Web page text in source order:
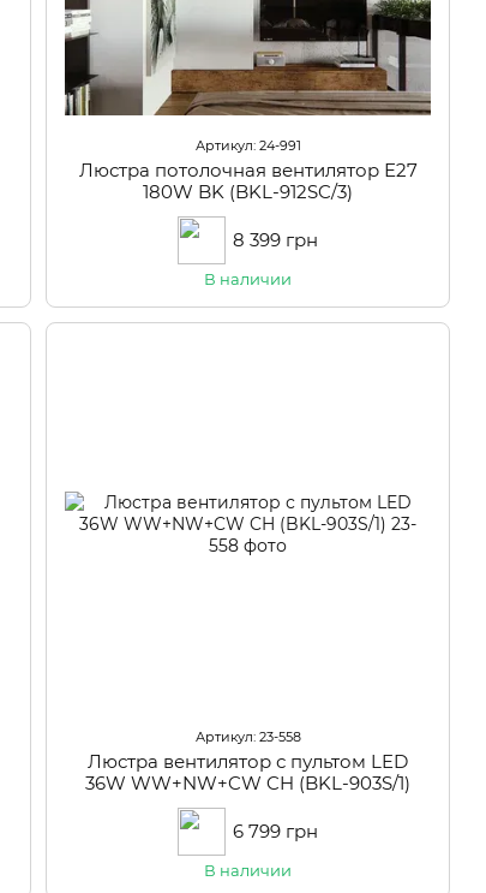
Артикул: 24-991
Люстра потолочная вентилятор Е27
180W BK (BKL-912SC/3)
8 399 грн
В наличии
Артикул: 23-558
Люстра вентилятор с пультом LED
36W WW+NW+CW CH (BKL-903S/1)
6 799 грн
В наличии